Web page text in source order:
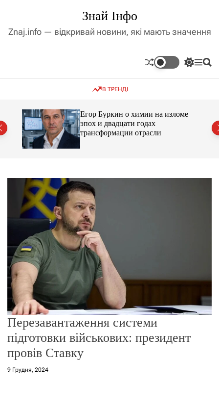
д
і
с
Знай Інфо
Znaj.info — відкривай новини, які мають значення
П
к
М П
В ТРЕНДІ
Егор Буркин о химии на изломе
эпох и двадцати годах
трансформации отрасли
Перезавантаження системи
підготовки військових: президент
провів Ставку
9 Грудня, 2024